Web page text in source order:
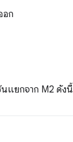
อก
แยกจาก M2 ดังนี้